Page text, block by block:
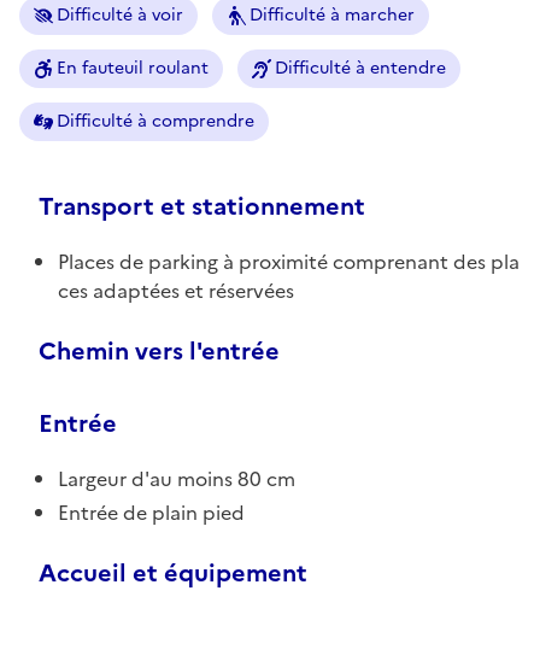
Difficulté à voir Difficulté à marcher
En fauteuil roulant Difficulté à entendre
Difficulté à comprendre
Transport et stationnement
Places de parking à proximité comprenant des pla
ces adaptées et réservées
Chemin vers l'entrée
Entrée
Largeur d'au moins 80 cm
Entrée de plain pied
Accueil et équipement